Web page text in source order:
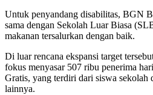
Untuk penyandang disabilitas, BGN
sama dengan Sekolah Luar Biasa
makanan tersalurkan dengan baik.
Di luar rencana ekspansi target
fokus menyasar 507 ribu penerima
Gratis, yang terdiri dari siswa sekolah
lainnya.